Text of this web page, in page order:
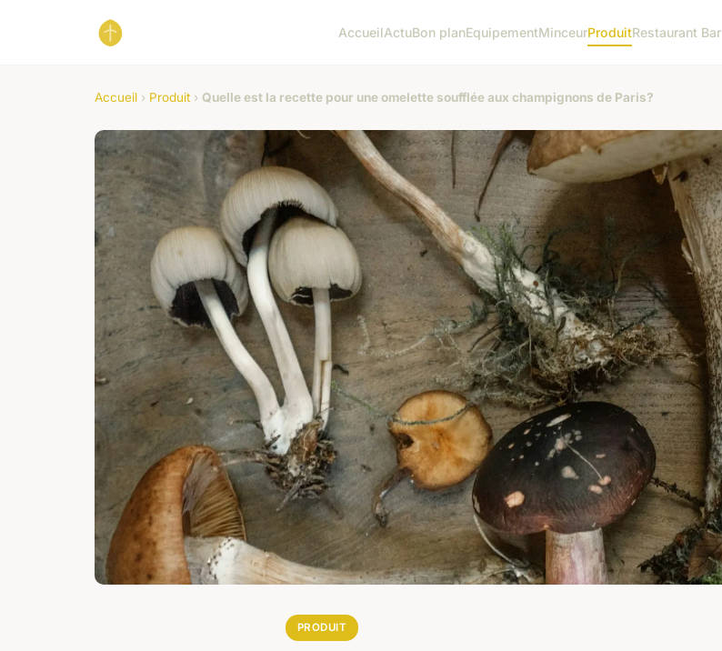
AccueilActuBon planEquipementMinceurProduitRestaurant Bar
Accueil › Produit › Quelle est la recette pour une omelette soufflée aux champignons de Paris?
PRODUIT